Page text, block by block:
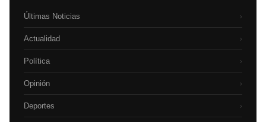
Últimas Noticias ›
Actualidad ›
Política ›
Opinión ›
Deportes ›